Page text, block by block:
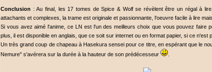
Conclusion : Au final, les 17 tomes de Spice & Wolf se révèlent être un régal à
attachants et complexes, la trame est originale et passionnante, l'oeuvre facile à lire
Si vous avez aimé l'anime, ce LN est l'un des meilleurs choix que vous pouvez faire
plus, il est disponible en anglais, que ce soit sur internet ou en format papier, si ce n'est
Un très grand coup de chapeau à Hasekura sensei pour ce titre, en espérant que le
Nemure" s'avérera sur la durée à la hauteur de son prédécesseur